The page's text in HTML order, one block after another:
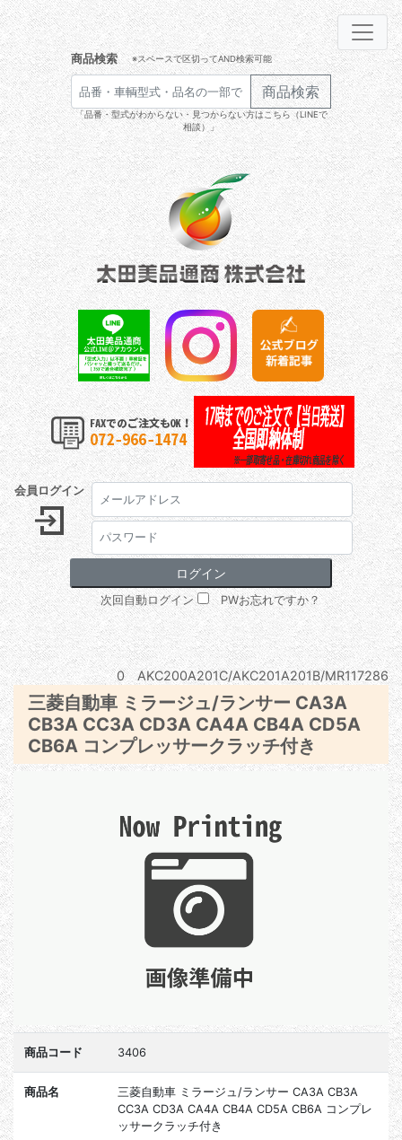
商品検索 ※スペースで区切ってAND検索可能
商品検索
「品番・型式がわからない・見つからない方はこちら（LINEで
相談）」
会員ログイン
次回自動ログイン PWお忘れですか？
0 AKC200A201C/AKC201A201B/MR117286
三菱自動車 ミラージュ/ランサー CA3A
CB3A CC3A CD3A CA4A CB4A CD5A
CB6A コンプレッサークラッチ付き
商品コード 3406
商品名
三菱自動車 ミラージュ/ランサー CA3A CB3A
CC3A CD3A CA4A CB4A CD5A CB6A コンプレ
ッサークラッチ付き